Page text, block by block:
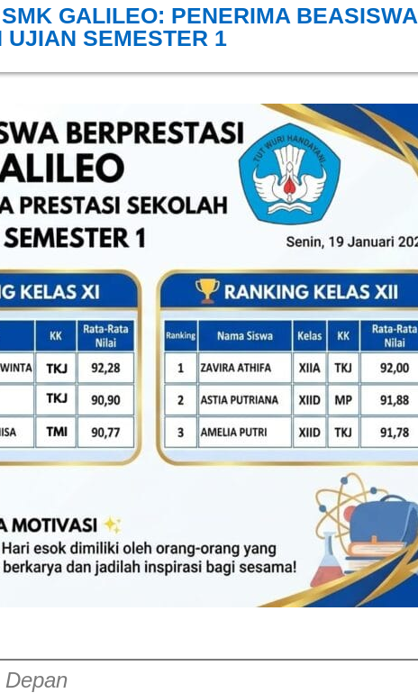
GALILEO: PENERIMA BEASISWA
UJIAN SEMESTER 1